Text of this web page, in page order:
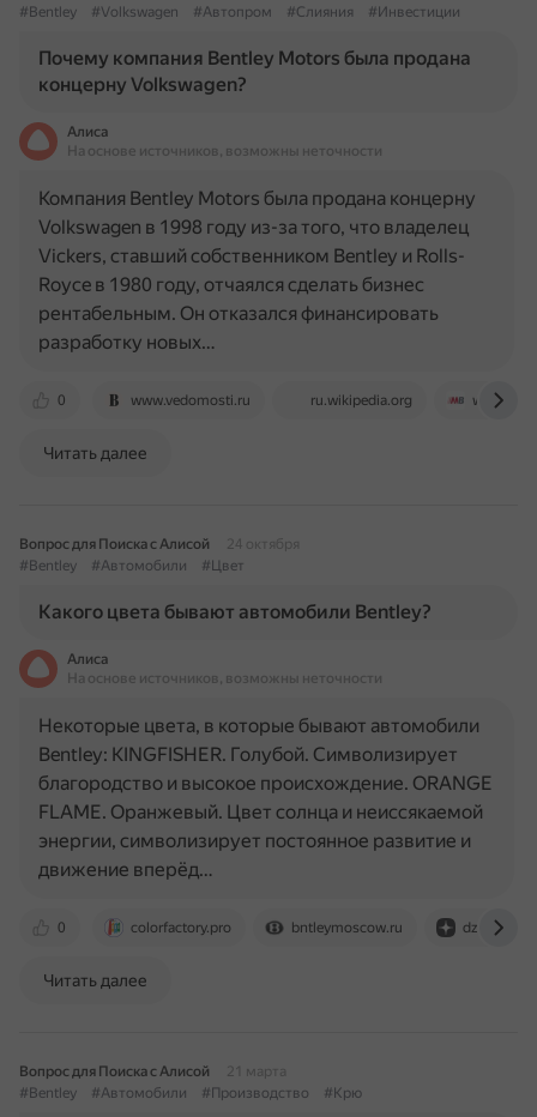
#Bentley
#Volkswagen #Автопром #Слияния #Инвестиции
Почему компания Bentley Motors была продана
концерну Volkswagen?
Алиса
На основе источников, возможны неточности
0 www.vedomosti.ru ru.wikipedia.org
Компания Bentley Motors была продана концерну
Volkswagen в 1998 году из-за того, что владелец
Vickers, ставший собственником Bentley и Rolls-
Royce в 1980 году, отчаялся сделать бизнес
рентабельным. Он отказался финансировать
разработку новых…
Читать далее
Вопрос для Поиска с Алисой
24 октября
#Bentley
#Автомобили #Цвет
Какого цвета бывают автомобили Bentley?
Алиса
На основе источников, возможны неточности
0 colorfactory.pro bntleymoscow.ru dzen.ru
Некоторые цвета, в которые бывают автомобили
Bentley: KINGFISHER. Голубой. Символизирует
благородство и высокое происхождение. ORANGE
FLAME. Оранжевый. Цвет солнца и неиссякаемой
энергии, символизирует постоянное развитие и
движение вперёд…
Читать далее
Вопрос для Поиска с Алисой
21 марта
#Bentley
#Автомобили #Производство #Крю